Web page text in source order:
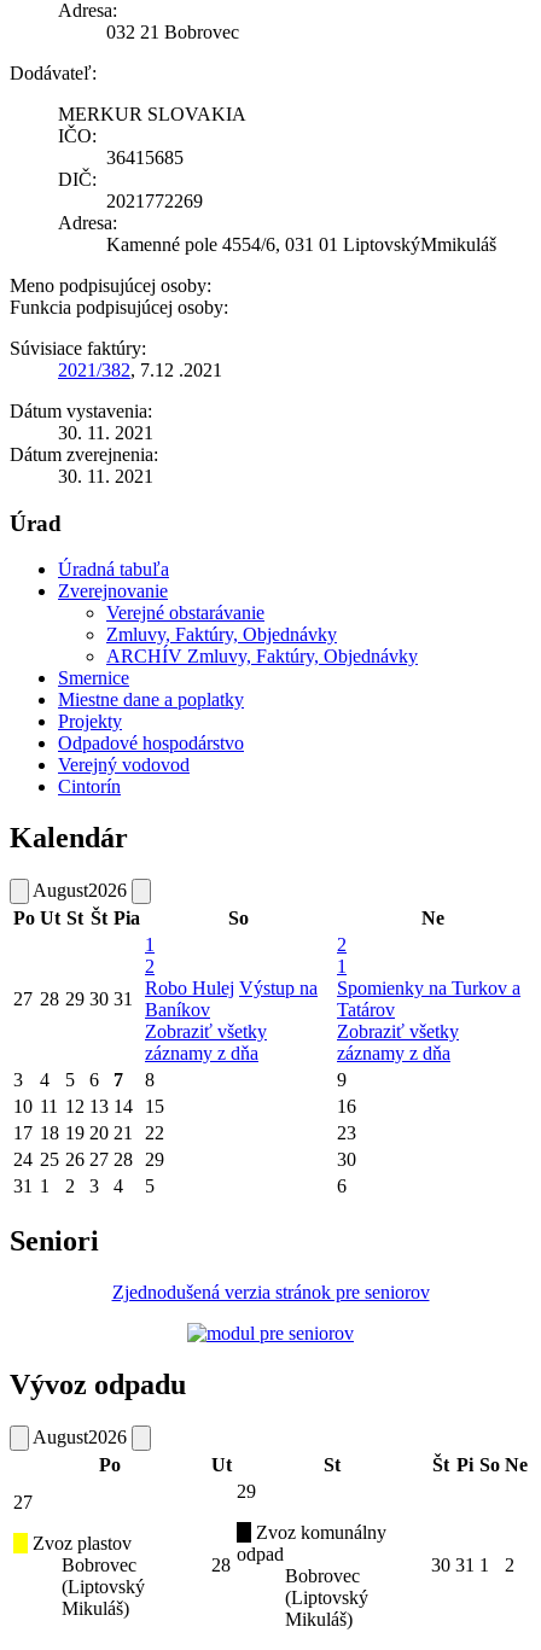
Adresa:
032 21 Bobrovec
Dodávateľ:
MERKUR SLOVAKIA
IČO:
36415685
DIČ:
2021772269
Adresa:
Kamenné pole 4554/6, 031 01 LiptovskýMmikuláš
Meno podpisujúcej osoby:
Funkcia podpisujúcej osoby:
Súvisiace faktúry:
2021/382, 7.12 .2021
Dátum vystavenia:
30. 11. 2021
Dátum zverejnenia:
30. 11. 2021
Úrad
Úradná tabuľa
Zverejnovanie
Verejné obstarávanie
Zmluvy, Faktúry, Objednávky
ARCHÍV Zmluvy, Faktúry, Objednávky
Smernice
Miestne dane a poplatky
Projekty
Odpadové hospodárstvo
Verejný vodovod
Cintorín
Kalendár
August2026
Po Ut St Št Pia So Ne
27 28 29 30 31
1
2
Robo Hulej Výstup na
Baníkov
Zobraziť všetky
záznamy z dňa
2
1
Spomienky na Turkov a
Tatárov
Zobraziť všetky
záznamy z dňa
3
4 5 6 7 8
9
10 11 12 13 14 15
16
17 18 19 20 21 22
23
24 25 26 27 28 29
30
31 1 2 3 4 5 6
Seniori
Zjednodušená verzia stránok pre seniorov
Vývoz odpadu
August2026
Po
Ut St Št Pi So Ne
27
Zvoz plastov
Bobrovec
(Liptovský
Mikuláš)
28
29
Zvoz komunálny
odpad
Bobrovec
(Liptovský
Mikuláš)
30 31 1 2